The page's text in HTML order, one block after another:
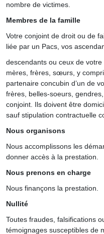
nombre de victimes.
Membres de la famille
Votre conjoint de droit ou de
liée par un Pacs, vos
descendants ou ceux de
mères, frères, sœurs, y
partenaire concubin d’un de
frères, belles-soeurs,
conjoint. Ils doivent être
sauf stipulation contractuelle
Nous organisons
Nous accomplissons les
donner accès à la prestation.
Nous prenons en charge
Nous finançons la prestation.
Nullité
Toutes fraudes, falsifications
témoignages susceptibles de